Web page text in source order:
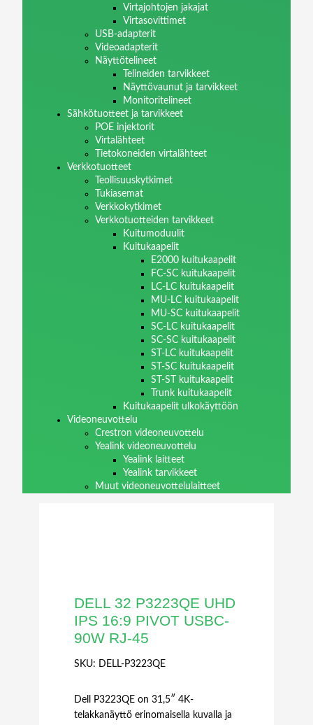
Virtajohtojen jakajat
Virtasovittimet
USB-adapterit
Videoadapterit
Näyttötelineet
Telineiden tarvikkeet
Näyttövaunut ja tarvikkeet
Monitoritelineet
Sähkötuotteet ja tarvikkeet
POE injektorit
Virtalähteet
Tietokoneiden virtalähteet
Verkkotuotteet
Teollisuuskytkimet
Tukiasemat
Verkkokytkimet
Verkkotuotteiden tarvikkeet
Kuitumoduulit
Kuitukaapelit
E2000 kuitukaapelit
FC-SC kuitukaapelit
LC-LC kuitukaapelit
MU-LC kuitukaapelit
MU-SC kuitukaapelit
SC-LC kuitukaapelit
SC-SC kuitukaapelit
ST-LC kuitukaapelit
ST-SC kuitukaapelit
ST-ST kuitukaapelit
Trunk kuitukaapelit
Kuitukaapelit ulkokäyttöön
Videoneuvottelu
Crestron videoneuvottelu
Yealink videoneuvottelu
Yealink laitteet
Yealink tarvikkeet
Muut videoneuvottelulaitteet
DELL 32 P3223QE UHD
IPS 16:9 PIVOT USBC-
90W RJ-45
SKU: DELL-P3223QE
Dell P3223QE on 31,5″ 4K-
telakkanäyttö erinomaisella kuvalla ja